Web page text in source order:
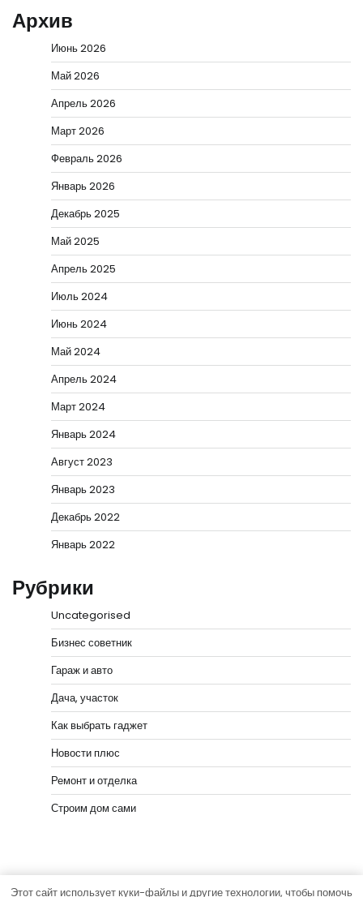
Архив
Июнь 2026
Май 2026
Апрель 2026
Март 2026
Февраль 2026
Январь 2026
Декабрь 2025
Май 2025
Апрель 2025
Июль 2024
Июнь 2024
Май 2024
Апрель 2024
Март 2024
Январь 2024
Август 2023
Январь 2023
Декабрь 2022
Январь 2022
Рубрики
Uncategorised
Бизнес советник
Гараж и авто
Дача, участок
Как выбрать гаджет
Новости плюс
Ремонт и отделка
Строим дом сами
Этот сайт использует куки-файлы и другие технологии, чтобы помочь